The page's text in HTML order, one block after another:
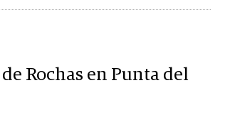
Rochas en Punta del